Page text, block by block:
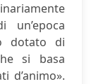
dotato di
si basa
d’animo».